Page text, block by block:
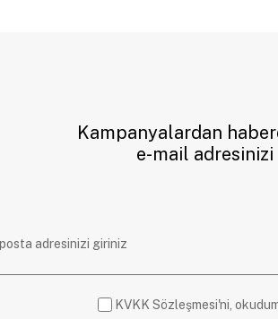
Kampanyalardan
e-mail adresinizi
KVKK Sözleşmesi'ni,